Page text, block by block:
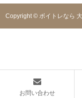
Copyright © ボイトレなら
お問い合わせ